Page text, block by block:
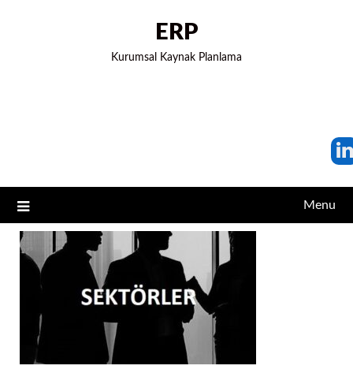
ERP
Kurumsal Kaynak Planlama
Menu